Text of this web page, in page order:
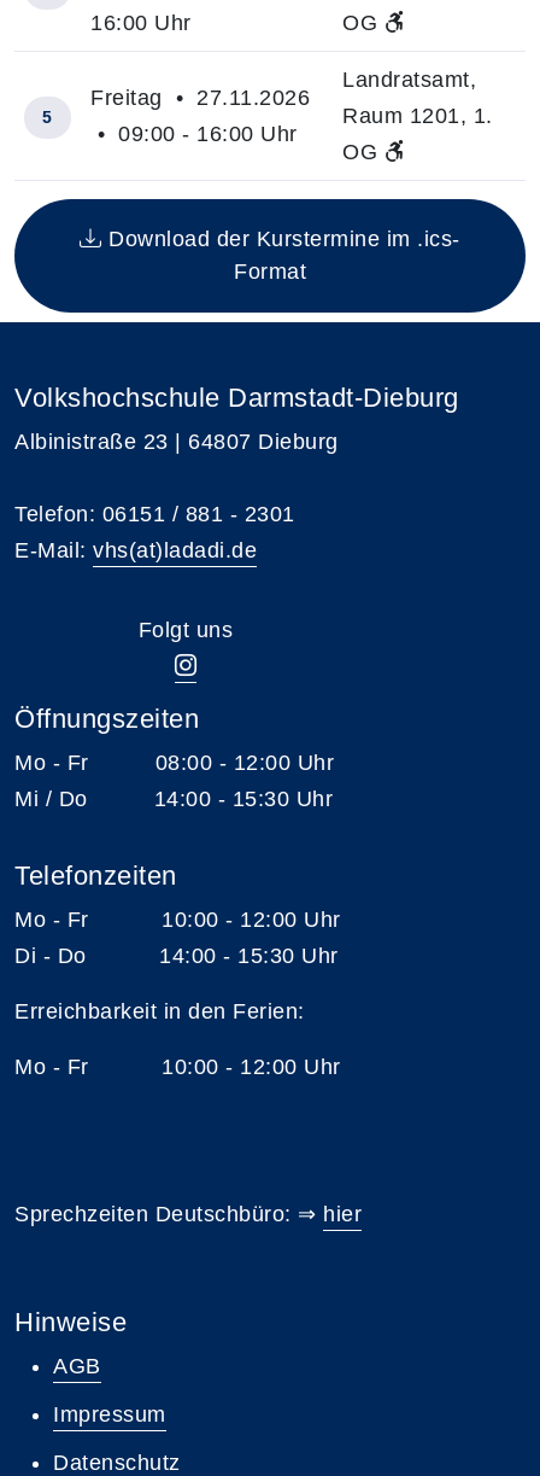
Insgesamt gibt es 5 Termine zum diesen Kurs
16:00 Uhr
OG
5
Freitag • 27.11.2026
• 09:00 - 16:00 Uhr
Landratsamt,
Raum 1201, 1.
OG
Download der Kurstermine im .ics-
Format
Volkshochschule Darmstadt-Dieburg
Albinistraße 23 | 64807 Dieburg
Telefon: 06151 / 881 - 2301
E-Mail: vhs(at)ladadi.de
Folgt uns
Öffnungszeiten
Mo - Fr 08:00 - 12:00 Uhr
Mi / Do 14:00 - 15:30 Uhr
Telefonzeiten
Mo - Fr 10:00 - 12:00 Uhr
Di - Do 14:00 - 15:30 Uhr
Erreichbarkeit in den Ferien:
Mo - Fr 10:00 - 12:00 Uhr
Sprechzeiten Deutschbüro: ⇒ hier
Hinweise
AGB
Impressum
Datenschutz